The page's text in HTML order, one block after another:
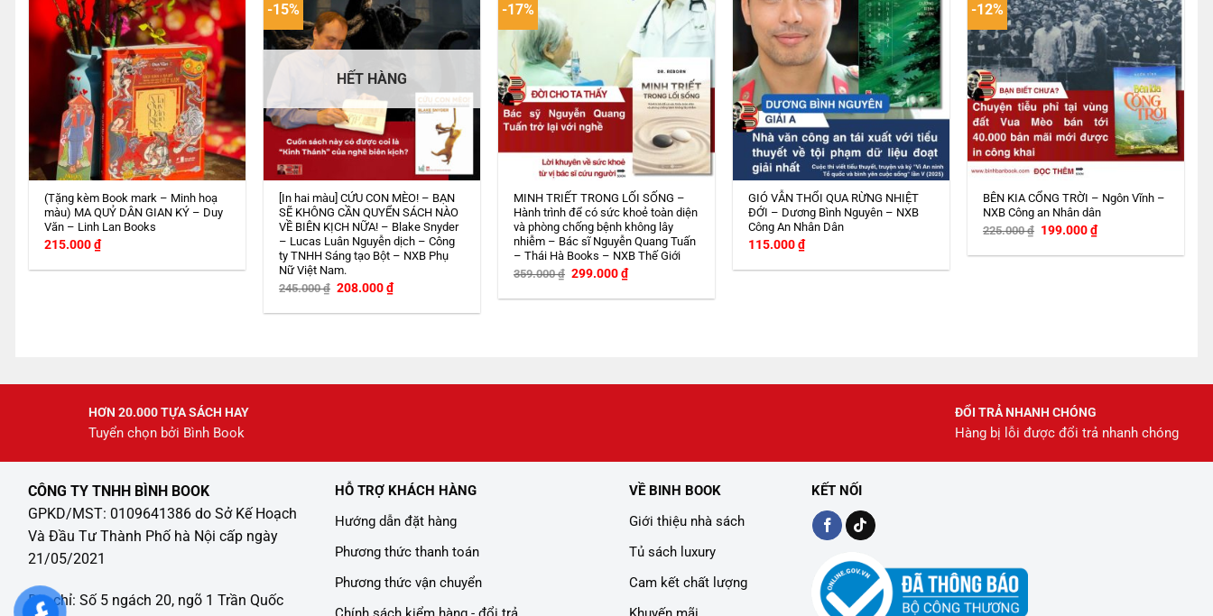
(Tặng kèm Book mark – Minh hoạ
màu) MA QUỶ DÂN GIAN KÝ – Duy
Văn – Linh Lan Books
215.000₫
-15%
HẾT HÀNG
[In hai màu] CỨU CON MÈO! – BẠN
SẼ KHÔNG CẦN QUYỂN SÁCH NÀO
VỀ BIÊN KỊCH NỮA! – Blake Snyder
– Lucas Luân Nguyễn dịch – Công
ty TNHH Sáng tạo Bột – NXB Phụ
Nữ Việt Nam.
245.000₫ Giá
là:
208.000₫Giá
hiện
tại
-17%
MINH TRIẾT TRONG LỐI SỐNG –
Hành trình để có sức khoẻ toàn diện
và phòng chống bệnh không lây
nhiễm – Bác sĩ Nguyễn Quang Tuấn
– Thái Hà Books – NXB Thế Giới
359.000₫ Giá
là:
299.000₫Giá
hiện
tại
GIÓ VẪN THỔI QUA RỪNG NHIỆT
ĐỚI – Dương Bình Nguyên – NXB
Công An Nhân Dân
115.000₫
-12%
BÊN KIA CỔNG TRỜI – Ngôn Vĩnh –
NXB Công an Nhân dân
225.000₫ Giá
là:
199.000₫Giá
hiện
tại
HƠN 20.000 TỰA SÁCH HAY
Tuyển chọn bởi Bình Book
ĐỔI TRẢ NHANH CHÓNG
Hàng bị lỗi được đổi trả nhanh chóng
CÔNG TY TNHH BÌNH BOOK
GPKD/MST: 0109641386 do Sở Kế Hoạch
Và Đầu Tư Thành Phố hà Nội cấp ngày
21/05/2021
Địa chỉ: Số 5 ngách 20, ngõ 1 Trần Quốc
HỖ TRỢ KHÁCH HÀNG
Hướng dẫn đặt hàng
Phương thức thanh toán
Phương thức vận chuyển
VỀ BINH BOOK
Giới thiệu nhà sách
Tủ sách luxury
Cam kết chất lượng
KẾT NỐI